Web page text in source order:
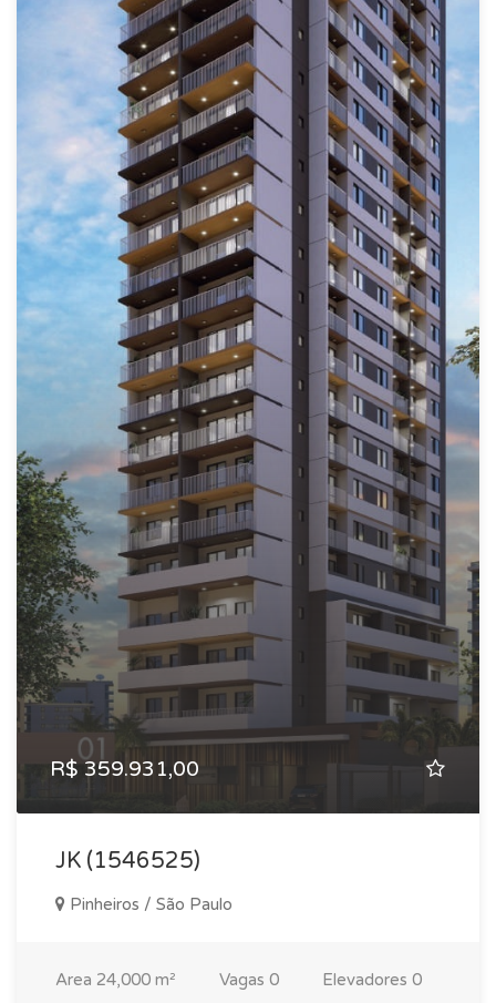
R$ 359.931,00
JK (1546525)
Pinheiros / São Paulo
Area 24,000 m² Vagas 0 Elevadores 0